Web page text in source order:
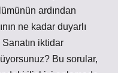
ardından
ne kadar duyarlı
iktidar
Bu sorular,